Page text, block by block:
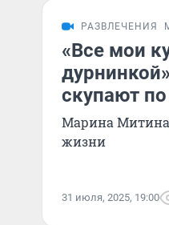
РАЗВЛЕЧЕНИЯ
«Все мои
скупают
Марина Митина
жизни
31 июля, 2025, 19:00